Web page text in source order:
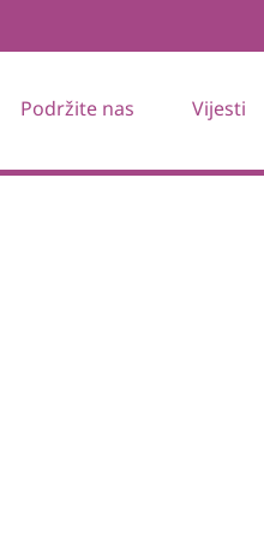
Podržite nas Vijesti